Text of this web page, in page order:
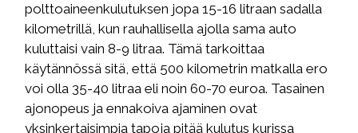
polttoaineenkulutuksen jopa 15-16 litraan sadalla
kilometrillä, kun rauhallisella ajolla sama auto
kuluttaisi vain 8-9 litraa. Tämä tarkoittaa
käytännössä sitä, että 500 kilometrin matkalla ero
voi olla 35-40 litraa eli noin 60-70 euroa. Tasainen
ajonopeus ja ennakoiva ajaminen ovat
yksinkertaisimpia tapoja pitää kulutus kurissa